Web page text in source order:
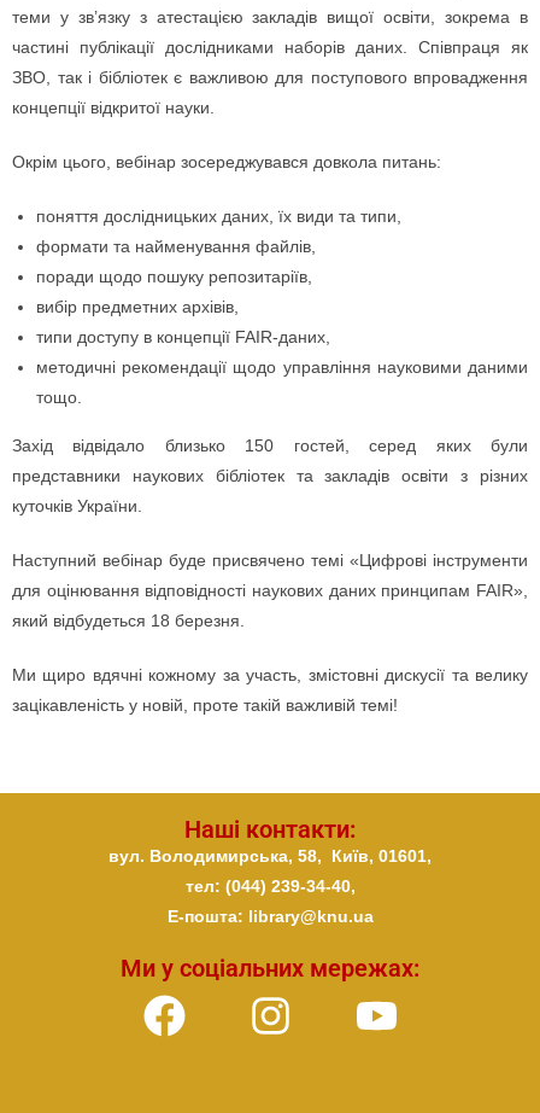
теми у зв’язку з атестацією закладів вищої освіти, зокрема в
частині публікації дослідниками наборів даних. Співпраця як
ЗВО, так і бібліотек є важливою для поступового впровадження
концепції відкритої науки.
Окрім цього, вебінар зосереджувався довкола питань:
поняття дослідницьких даних, їх види та типи,
формати та найменування файлів,
поради щодо пошуку репозитаріїв,
вибір предметних архівів,
типи доступу в концепції FAIR-даних,
методичні рекомендації щодо управління науковими даними
тощо.
Захід відвідало близько 150 гостей, серед яких були
представники наукових бібліотек та закладів освіти з різних
куточків України.
Наступний вебінар буде присвячено темі «Цифрові інструменти
для оцінювання відповідності наукових даних принципам FAIR»,
який відбудеться 18 березня.
Ми щиро вдячні кожному за участь, змістовні дискусії та велику
зацікавленість у новій, проте такій важливій темі!
Наші контакти:
Ми у соціальних мережах:
вул. Володимирська, 58, Київ, 01601,
тел: (044) 239-34-40,
E-пошта: library@knu.ua